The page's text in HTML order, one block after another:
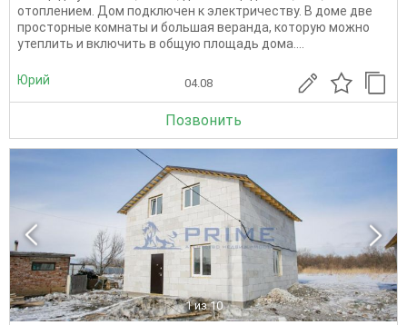
отоплением. Дом подключен к электричеству. В доме две
просторные комнаты и большая веранда, которую можно
утеплить и включить в общую площадь дома....
Юрий 04.08
Позвонить
1 из 10